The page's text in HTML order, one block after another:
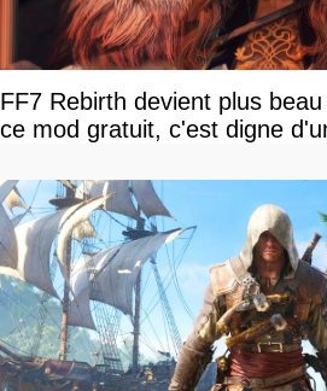
FF7 Rebirth devient plus
ce mod gratuit, c'est digne